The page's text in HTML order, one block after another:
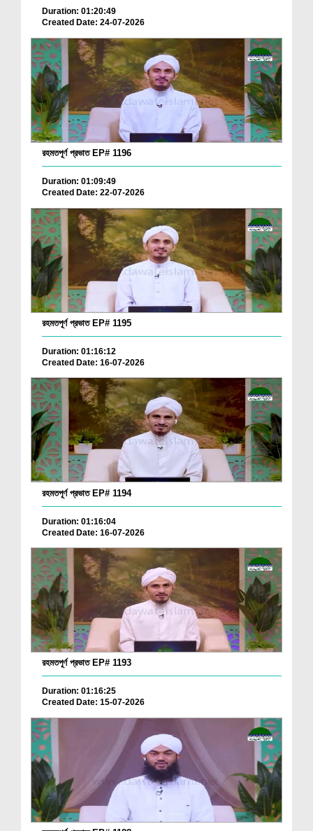
Duration: 01:20:49
Created Date: 24-07-2026
রহমতপূর্ণ প্রভাত EP# 1196
Duration: 01:09:49
Created Date: 22-07-2026
রহমতপূর্ণ প্রভাত EP# 1195
Duration: 01:16:12
Created Date: 16-07-2026
রহমতপূর্ণ প্রভাত EP# 1194
Duration: 01:16:04
Created Date: 16-07-2026
রহমতপূর্ণ প্রভাত EP# 1193
Duration: 01:16:25
Created Date: 15-07-2026